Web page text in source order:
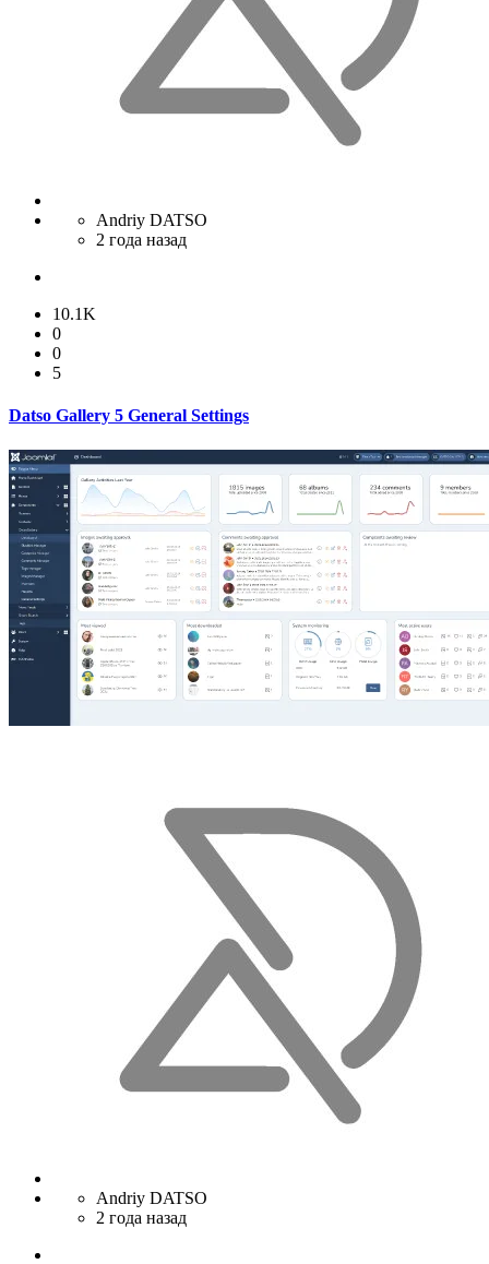
Andriy DATSO
2 года назад
10.1K
0
0
5
Datso Gallery 5 General Settings
Andriy DATSO
2 года назад